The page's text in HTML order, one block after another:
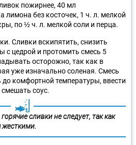
пожирнее, 40 мл
лимона без косточек, 1 ч. л. мелкой
по ½ ч. л. мелкой соли и перца.
Сливки вскипятить, снизить
с цедрой и протомить смесь 5
осторожно, так как в
уже изначально соленая. Смесь
до комфортной температуры, ввести
смешать соус.
сливки не следует, так как
жесткими.